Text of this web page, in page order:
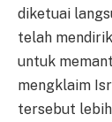
diketuai
telah
untuk
mengklaim
tersebut